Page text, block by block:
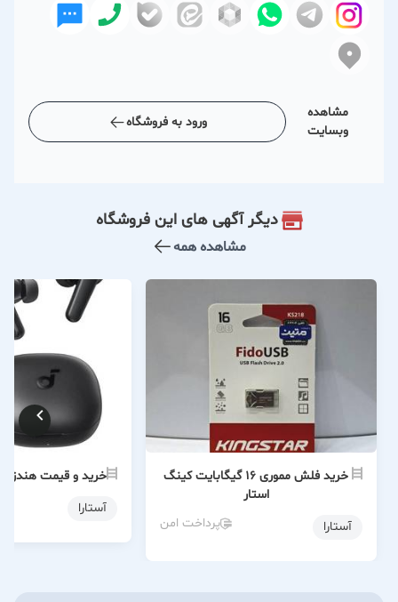
مشاهده
وبسایت
ورود به فروشگاه
دیگر آگهی های این فروشگاه
مشاهده همه
خرید فلش مموری 16 گیگابایت کینگ
استار
آستارا
پرداخت امن
خرید و قیمت
آستارا